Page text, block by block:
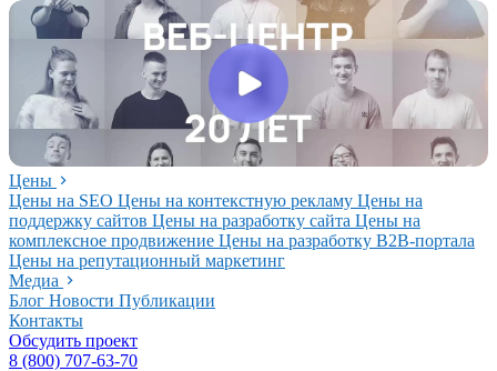
Цены
Цены на SEO Цены на контекстную рекламу Цены на
поддержку сайтов Цены на разработку сайта Цены на
комплексное продвижение Цены на разработку В2В-портала
Цены на репутационный маркетинг
Медиа
Блог Новости Публикации
Контакты
Обсудить проект
8 (800) 707-63-70